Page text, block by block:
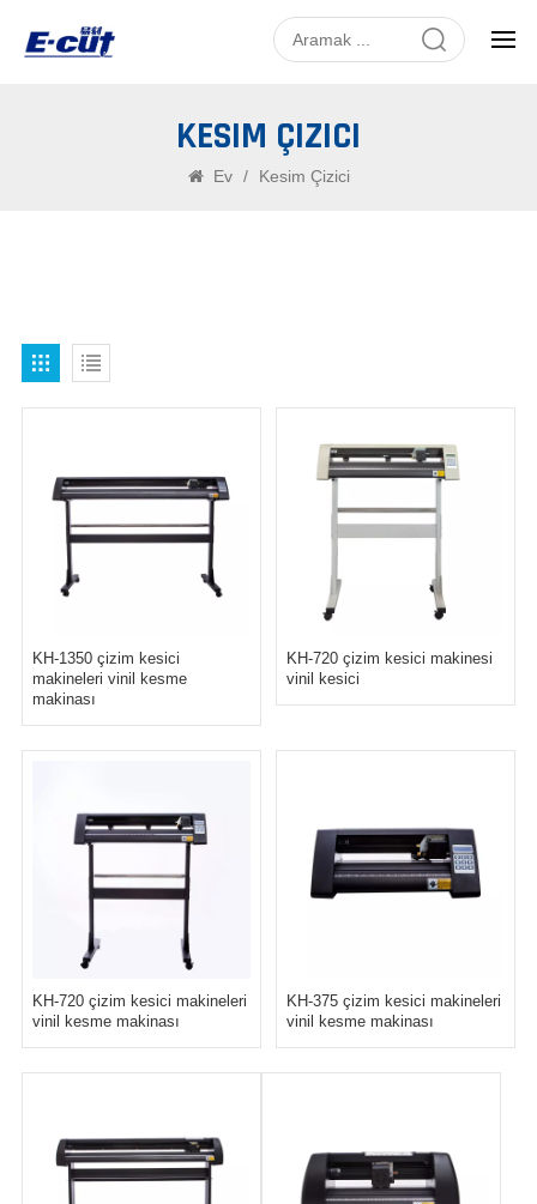
KESIM ÇIZICI
Ev / Kesim Çizici
KH-1350 çizim kesici
makineleri vinil kesme
makinası
KH-720 çizim kesici makinesi
vinil kesici
KH-720 çizim kesici makineleri
vinil kesme makinası
KH-375 çizim kesici makineleri
vinil kesme makinası